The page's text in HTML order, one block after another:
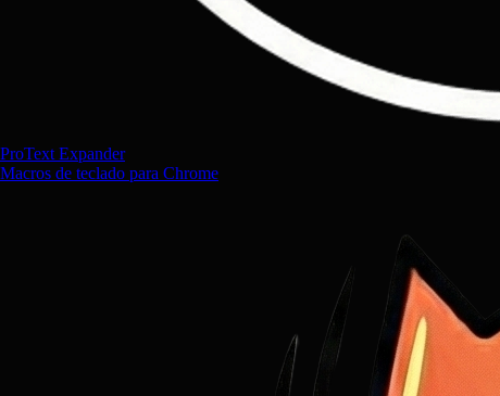
ProText Expander
Macros de teclado para Chrome